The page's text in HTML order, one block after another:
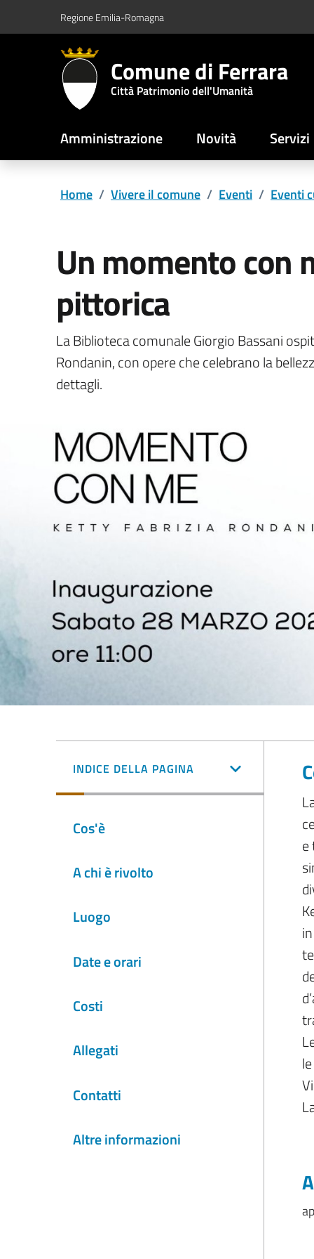
Vai al contenuto principale
Vai al footerRegione Emilia-Romagna
Comune di Ferrara
Città Patrimonio dell'Umanità
Amministrazione Novità Servizi
Home / Vivere il comune / Eventi / Eventi
Un momento con
pittorica
La Biblioteca comunale Giorgio Bassani
Rondanin, con opere che celebrano la
dettagli.
INDICE DELLA PAGINA
Cos'è
A chi è rivolto
Luogo
Date e orari
Costi
Allegati
Contatti
Altre informazioni
e